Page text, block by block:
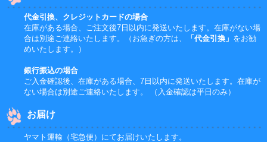
代金引換、クレジットカードの場合
在庫がある場合、ご注文後7日以内に発送いたします。在庫がない場
合は別途ご連絡いたします。（お急ぎの方は、
「代金引換」 をお勧
めいたします。）
銀行振込の場合
ご入金確認後、在庫がある場合、7日以内に発送いたします。在庫が
ない場合は別途ご連絡いたします。 （入金確認は平日のみ）
お届け
ヤマト運輸（宅急便）にてお届けいたします。